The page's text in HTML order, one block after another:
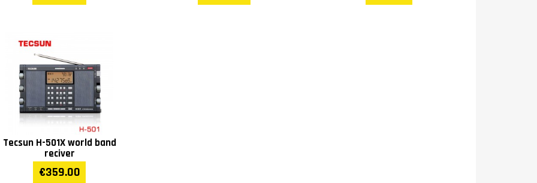
Tecsun H-501X world band
reciver
€359.00